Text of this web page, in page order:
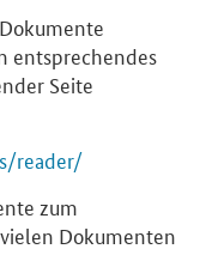
entsprechendes
Seite
reader/
zum
Dokumenten